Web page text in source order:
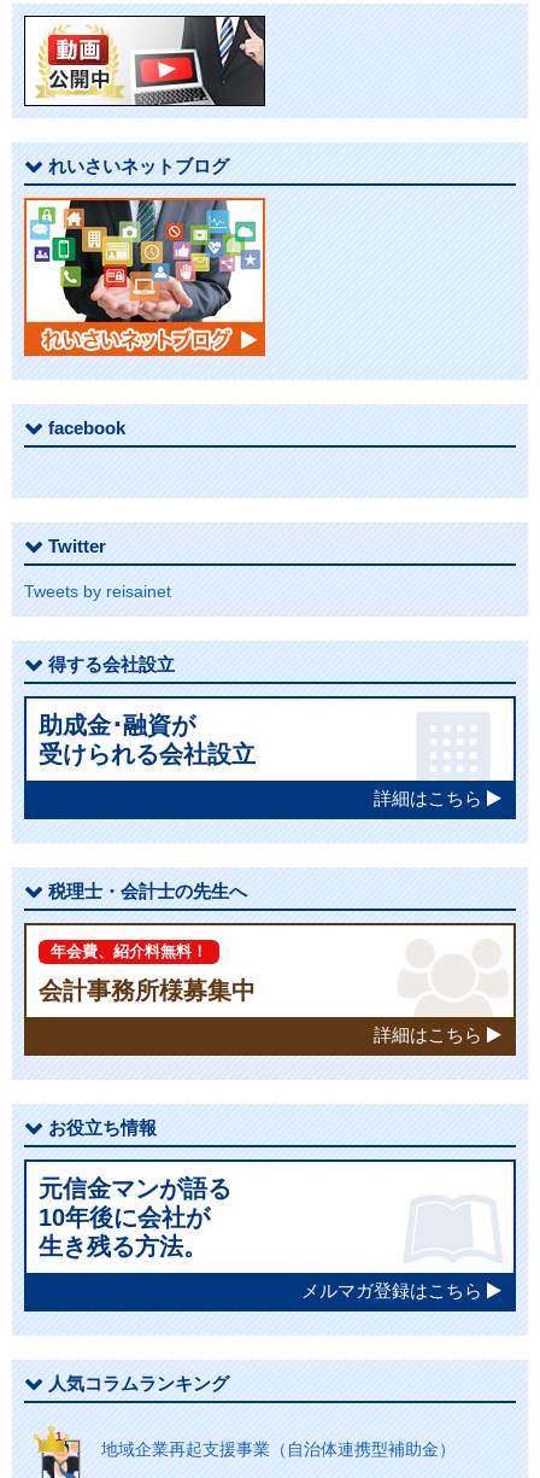
シ
ョ
ン
れいさいネットブログ
facebook
Twitter
Tweets by reisainet
得する会社設立
助成金･融資が
受けられる会社設立
詳細はこちら
税理士・会計士の先生へ
年会費、紹介料無料！
会計事務所様募集中
詳細はこちら
お役立ち情報
元信金マンが語る
10年後に会社が
生き残る方法。
メルマガ登録はこちら
人気コラムランキング
地域企業再起支援事業（自治体連携型補助金）